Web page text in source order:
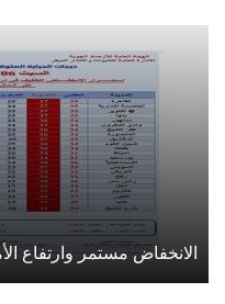
الانخفاض مستمر وارتفاع